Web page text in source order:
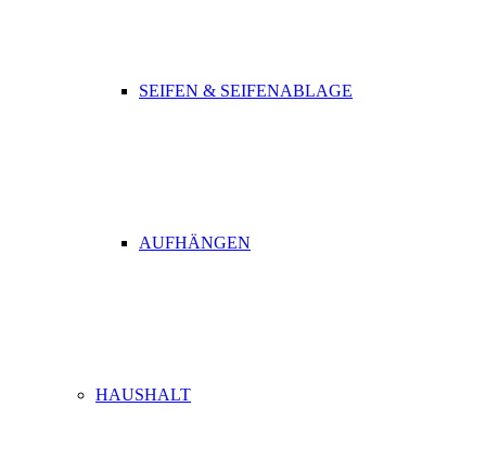
SEIFEN & SEIFENABLAGE
AUFHÄNGEN
HAUSHALT